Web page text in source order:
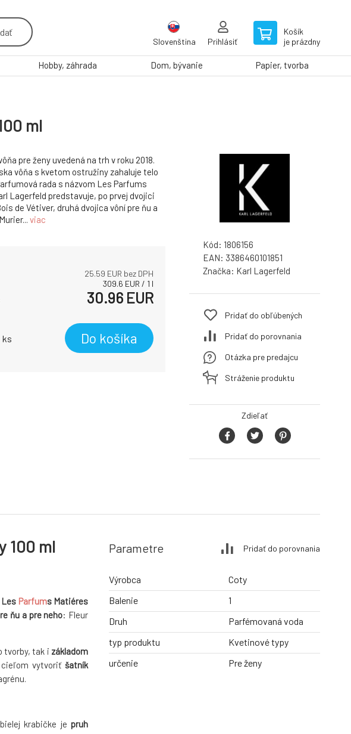
Slovenština Prihlásiť
Košík
je prázdny
Hobby, záhrada Dom, bývanie Papier, tvorba
ml
pre ženy uvedená na trh v roku 2018.
vôňa s kvetom ostružiny zahaluje telo
rada s názvom Les Parfums
Lagerfeld predstavuje, po prvej dvojici
de Vétiver, druhá dvojica vôní pre ňu a
viac
25.59 EUR bez DPH
309.6 EUR / 1 l
30.96 EUR
ks Do košíka
Kód: 1806156
EAN: 3386460101851
Značka: Karl Lagerfeld
Pridať do obľúbených
Pridať do porovnania
Otázka pre predajcu
Stráženie produktu
Zdieľať
100 ml
Les Parfums Matiéres
ňu a pre neho: Fleur
tvorby, tak i základom
vytvoriť šatník
krabičke jepruh
Parametre Pridať do porovnania
Výrobca
Coty
Balenie
1
Druh
Parfémovaná voda
typ produktu
Kvetinové typy
určenie
Pre ženy